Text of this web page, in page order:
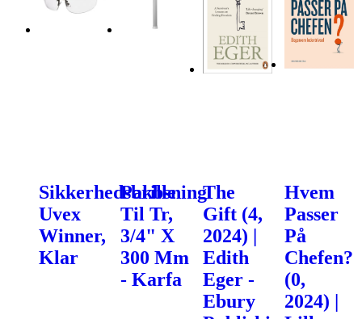
Sikkerhedsbrille
Uvex
Winner,
Klar
Pakbsning
Til Tr,
3/4" X
300 Mm
- Karfa
The
Gift (4,
2024) |
Edith
Eger -
Ebury
Hvem
Passer
På
Chefen?
(0,
2024) |